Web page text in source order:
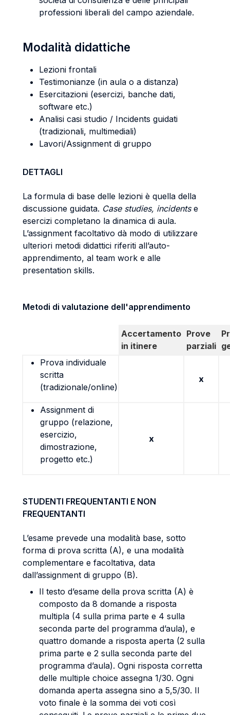
professioni liberali del campo aziendale.
Modalità didattiche
Lezioni frontali
Testimonianze (in aula o a distanza)
Esercitazioni (esercizi, banche dati,
software etc.)
Analisi casi studio / Incidents guidati
(tradizionali, multimediali)
Lavori/Assignment di gruppo
DETTAGLI
La formula di base delle lezioni è quella della
discussione guidata. Case studies, incidents e
esercizi completano la dinamica di aula.
L’assignment facoltativo dà modo di utilizzare
ulteriori metodi didattici riferiti all’auto-
apprendimento, al team work e alle
presentation skills.
Metodi di valutazione dell'apprendimento
Accertamento
in itinere
Prove
parziali
Prova individuale
scritta
(tradizionale/online)
x
Assignment di
gruppo (relazione,
esercizio,
dimostrazione,
progetto etc.)
x
STUDENTI FREQUENTANTI E NON
FREQUENTANTI
L’esame prevede una modalità base, sotto
forma di prova scritta (A), e una modalità
complementare e facoltativa, data
dall’assignment di gruppo (B).
Il testo d’esame della prova scritta (A) è
composto da 8 domande a risposta
multipla (4 sulla prima parte e 4 sulla
seconda parte del programma d’aula), e
quattro domande a risposta aperta (2 sulla
prima parte e 2 sulla seconda parte del
programma d’aula). Ogni risposta corretta
delle multiple choice assegna 1/30. Ogni
domanda aperta assegna sino a 5,5/30. Il
voto finale è la somma dei voti così